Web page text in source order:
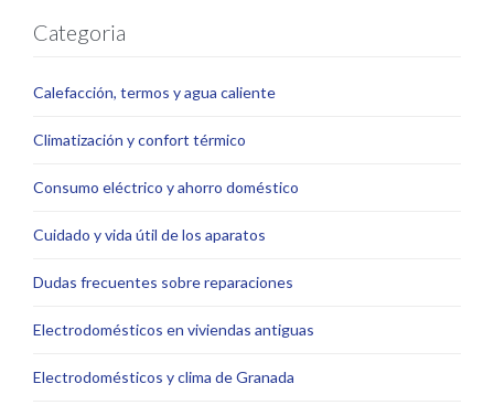
Categoria
Calefacción, termos y agua caliente
Climatización y confort térmico
Consumo eléctrico y ahorro doméstico
Cuidado y vida útil de los aparatos
Dudas frecuentes sobre reparaciones
Electrodomésticos en viviendas antiguas
Electrodomésticos y clima de Granada